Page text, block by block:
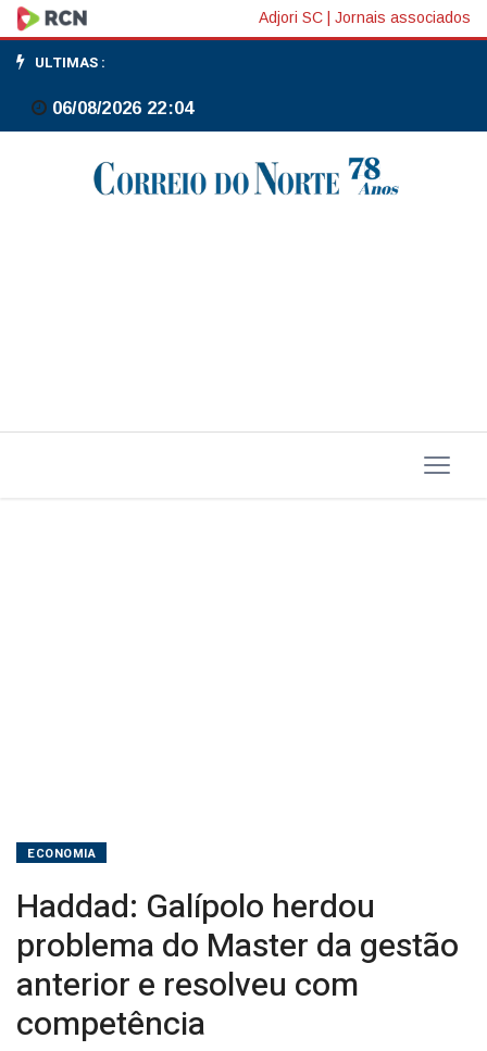
Haddad:
Galípolo
herdou
problema
e
Adjori SC Jornais associados
ULTIMAS :
06/08/2026 22:04
ECONOMIA
Haddad: Galípolo herdou
problema do Master da gestão
anterior e resolveu com
competência